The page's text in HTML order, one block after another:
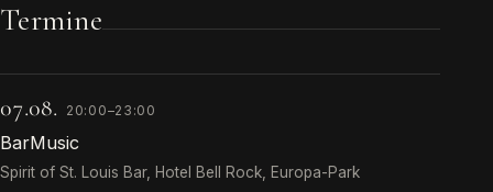
Termine
07.08. 20:00–23:00
BarMusic
Spirit of St. Louis Bar, Hotel Bell Rock, Europa-Park